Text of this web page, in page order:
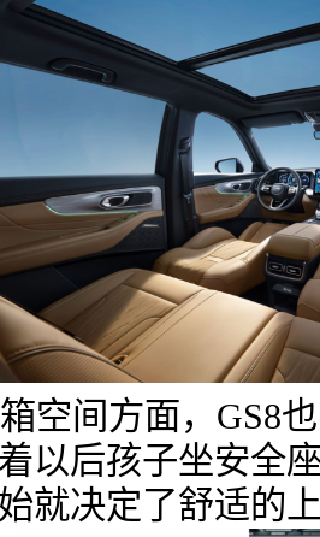
空间方面，GS8
以后孩子坐安全
就决定了舒适的